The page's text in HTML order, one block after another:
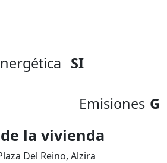
SI
Emisiones G
la vivienda
Del Reino, Alzira